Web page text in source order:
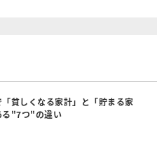
貧しくなる家計」と「貯まる家
る"7つ"の違い